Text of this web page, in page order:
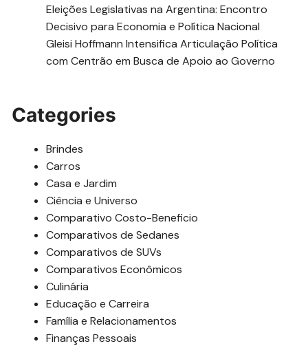
Eleições Legislativas na Argentina: Encontro
Decisivo para Economia e Política Nacional
Gleisi Hoffmann Intensifica Articulação Política
com Centrão em Busca de Apoio ao Governo
Categories
Brindes
Carros
Casa e Jardim
Ciência e Universo
Comparativo Costo-Beneficio
Comparativos de Sedanes
Comparativos de SUVs
Comparativos Econômicos
Culinária
Educação e Carreira
Família e Relacionamentos
Finanças Pessoais